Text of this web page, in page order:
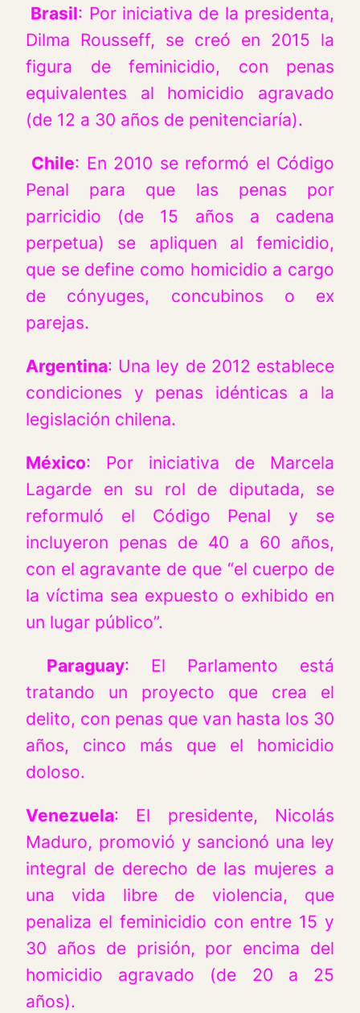
Brasil: Por iniciativa de la presidenta,
Dilma Rousseff, se creó en 2015 la
figura de feminicidio, con penas
equivalentes al homicidio agravado
(de 12 a 30 años de penitenciaría).
Chile: En 2010 se reformó el Código
Penal para que las penas por
parricidio (de 15 años a cadena
perpetua) se apliquen al femicidio,
que se define como homicidio a cargo
de cónyuges, concubinos o ex
parejas.
Argentina: Una ley de 2012 establece
condiciones y penas idénticas a la
legislación chilena.
México: Por iniciativa de Marcela
Lagarde en su rol de diputada, se
reformuló el Código Penal y se
incluyeron penas de 40 a 60 años,
con el agravante de que “el cuerpo de
la víctima sea expuesto o exhibido en
un lugar público”.
Paraguay: El Parlamento está
tratando un proyecto que crea el
delito, con penas que van hasta los 30
años, cinco más que el homicidio
doloso.
Venezuela: El presidente, Nicolás
Maduro, promovió y sancionó una ley
integral de derecho de las mujeres a
una vida libre de violencia, que
penaliza el feminicidio con entre 15 y
30 años de prisión, por encima del
homicidio agravado (de 20 a 25
años).